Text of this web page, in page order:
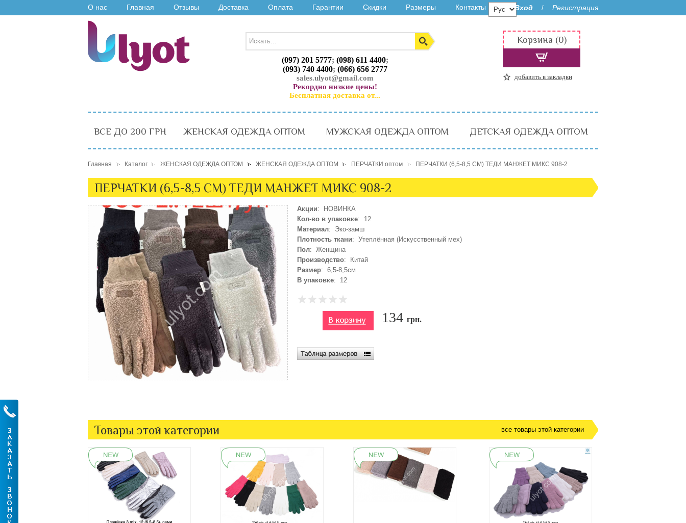
О нас Главная Отзывы Доставка Оплата Гарантии Скидки Размеры Контакты Вход / Регистрация
(097) 201 5777; (098) 611 4400;
(093) 740 4400; (066) 656 2777
sales.ulyot@gmail.com
Рекордно низкие цены!
Бесплатная доставка от...
Корзина (0)
добавить в закладки
ВСЕ ДО 200 ГРН ЖЕНСКАЯ ОДЕЖДА ОПТОМ МУЖСКАЯ ОДЕЖДА ОПТОМ ДЕТСКАЯ ОДЕЖДА ОПТОМ
Главная Каталог ЖЕНСКАЯ ОДЕЖДА ОПТОМ ЖЕНСКАЯ ОДЕЖДА ОПТОМ ПЕРЧАТКИ оптом ПЕРЧАТКИ (6,5-8,5 СМ) ТЕДИ МАНЖЕТ МИКС 908-2
ПЕРЧАТКИ (6,5-8,5 СМ) ТЕДИ МАНЖЕТ МИКС 908-2
Акции: НОВИНКА
Кол-во в упаковке: 12
Материал: Эко-замш
Плотность ткани: Утеплённая (Искусственный мех)
Пол: Женщина
Производство: Китай
Размер: 6,5-8,5см
В упаковке: 12
134 грн.
Товары этой категории все товары этой категории